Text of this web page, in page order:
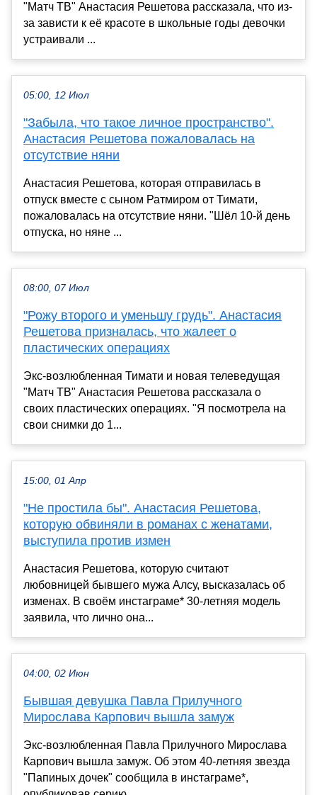
"Матч ТВ" Анастасия Решетова рассказала, что из-
за зависти к её красоте в школьные годы девочки
устраивали ...
05:00, 12 Июл
"Забыла, что такое личное пространство".
Анастасия Решетова пожаловалась на
отсутствие няни
Анастасия Решетова, которая отправилась в
отпуск вместе с сыном Ратмиром от Тимати,
пожаловалась на отсутствие няни. "Шёл 10-й день
отпуска, но няне ...
08:00, 07 Июл
"Рожу второго и уменьшу грудь". Анастасия
Решетова призналась, что жалеет о
пластических операциях
Экс-возлюбленная Тимати и новая телеведущая
"Матч ТВ" Анастасия Решетова рассказала о
своих пластических операциях. "Я посмотрела на
свои снимки до 1...
15:00, 01 Апр
"Не простила бы". Анастасия Решетова,
которую обвиняли в романах с женатами,
выступила против измен
Анастасия Решетова, которую считают
любовницей бывшего мужа Алсу, высказалась об
изменах. В своём инстаграме* 30-летняя модель
заявила, что лично она...
04:00, 02 Июн
Бывшая девушка Павла Прилучного
Мирослава Карпович вышла замуж
Экс-возлюбленная Павла Прилучного Мирослава
Карпович вышла замуж. Об этом 40-летняя звезда
"Папиных дочек" сообщила в инстаграме*,